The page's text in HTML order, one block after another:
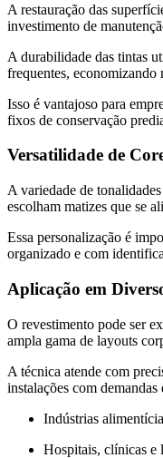
A restauração das
investimento de
A durabilidade das tintas
frequentes, economizando
Isso é vantajoso para
fixos de conservação
Versatilidade de
A variedade de
escolham matizes que se
Essa personalização é
organizado e com
Aplicação em
O revestimento pode ser
ampla gama de layouts
A técnica atende com
instalações com demandas
Indústrias
Hospitais, clínicas e